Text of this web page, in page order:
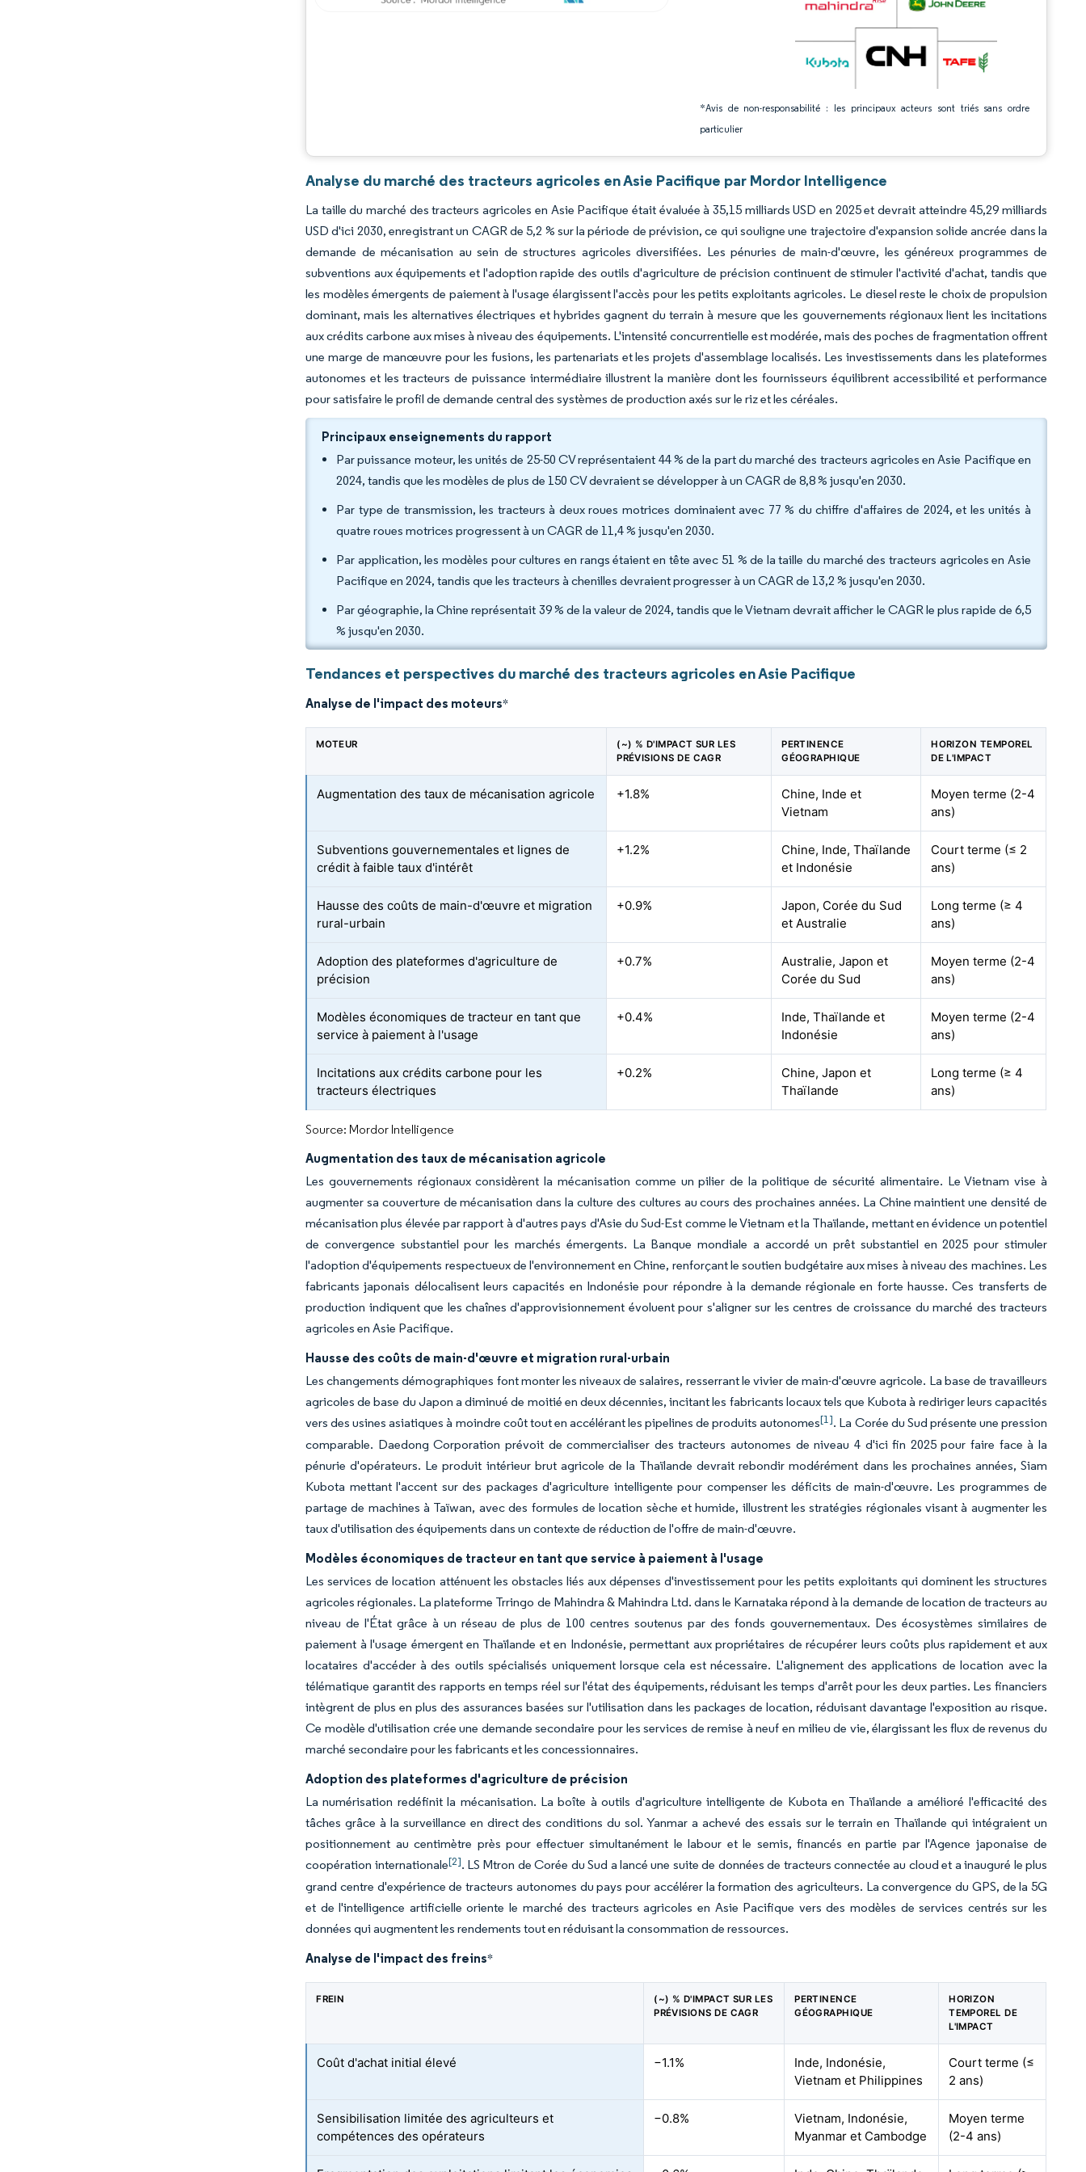
*Avis de non-responsabilité : les principaux acteurs sont triés sans ordre
particulier
Analyse du marché des tracteurs agricoles en Asie Pacifique par Mordor Intelligence
La taille du marché des tracteurs agricoles en Asie Pacifique était évaluée à 35,15 milliards USD en 2025 et devrait atteindre 45,29 milliards
USD d'ici 2030, enregistrant un CAGR de 5,2 % sur la période de prévision, ce qui souligne une trajectoire d'expansion solide ancrée dans la
demande de mécanisation au sein de structures agricoles diversifiées. Les pénuries de main-d'œuvre, les généreux programmes de
subventions aux équipements et l'adoption rapide des outils d'agriculture de précision continuent de stimuler l'activité d'achat, tandis que
les modèles émergents de paiement à l'usage élargissent l'accès pour les petits exploitants agricoles. Le diesel reste le choix de propulsion
dominant, mais les alternatives électriques et hybrides gagnent du terrain à mesure que les gouvernements régionaux lient les incitations
aux crédits carbone aux mises à niveau des équipements. L'intensité concurrentielle est modérée, mais des poches de fragmentation offrent
une marge de manœuvre pour les fusions, les partenariats et les projets d'assemblage localisés. Les investissements dans les plateformes
autonomes et les tracteurs de puissance intermédiaire illustrent la manière dont les fournisseurs équilibrent accessibilité et performance
pour satisfaire le profil de demande central des systèmes de production axés sur le riz et les céréales.
Principaux enseignements du rapport
Par puissance moteur, les unités de 25-50 CV représentaient 44 % de la part du marché des tracteurs agricoles en Asie Pacifique en
2024, tandis que les modèles de plus de 150 CV devraient se développer à un CAGR de 8,8 % jusqu'en 2030.
Par type de transmission, les tracteurs à deux roues motrices dominaient avec 77 % du chiffre d'affaires de 2024, et les unités à
quatre roues motrices progressent à un CAGR de 11,4 % jusqu'en 2030.
Par application, les modèles pour cultures en rangs étaient en tête avec 51 % de la taille du marché des tracteurs agricoles en Asie
Pacifique en 2024, tandis que les tracteurs à chenilles devraient progresser à un CAGR de 13,2 % jusqu'en 2030.
Par géographie, la Chine représentait 39 % de la valeur de 2024, tandis que le Vietnam devrait afficher le CAGR le plus rapide de 6,5
% jusqu'en 2030.
Tendances et perspectives du marché des tracteurs agricoles en Asie Pacifique
Analyse de l'impact des moteurs*
MOTEUR
(~) % D'IMPACT SUR LES
PRÉVISIONS DE CAGR
PERTINENCE
GÉOGRAPHIQUE
HORIZON TEMPOREL
DE L'IMPACT
Augmentation des taux de mécanisation agricole +1.8%
Chine, Inde et
Vietnam
Moyen terme (2-4
ans)
Subventions gouvernementales et lignes de
crédit à faible taux d'intérêt
+1.2%
Chine, Inde, Thaïlande
et Indonésie
Court terme (≤ 2
ans)
Hausse des coûts de main-d'œuvre et migration
rural-urbain
+0.9%
Japon, Corée du Sud
et Australie
Long terme (≥ 4
ans)
Adoption des plateformes d'agriculture de
précision
+0.7%
Australie, Japon et
Corée du Sud
Moyen terme (2-4
ans)
Modèles économiques de tracteur en tant que
service à paiement à l'usage
+0.4%
Inde, Thaïlande et
Indonésie
Moyen terme (2-4
ans)
Incitations aux crédits carbone pour les
tracteurs électriques
+0.2%
Chine, Japon et
Thaïlande
Long terme (≥ 4
ans)
Source: Mordor Intelligence
Augmentation des taux de mécanisation agricole
Les gouvernements régionaux considèrent la mécanisation comme un pilier de la politique de sécurité alimentaire. Le Vietnam vise à
augmenter sa couverture de mécanisation dans la culture des cultures au cours des prochaines années. La Chine maintient une densité de
mécanisation plus élevée par rapport à d'autres pays d'Asie du Sud-Est comme le Vietnam et la Thaïlande, mettant en évidence un potentiel
de convergence substantiel pour les marchés émergents. La Banque mondiale a accordé un prêt substantiel en 2025 pour stimuler
l'adoption d'équipements respectueux de l'environnement en Chine, renforçant le soutien budgétaire aux mises à niveau des machines. Les
fabricants japonais délocalisent leurs capacités en Indonésie pour répondre à la demande régionale en forte hausse. Ces transferts de
production indiquent que les chaînes d'approvisionnement évoluent pour s'aligner sur les centres de croissance du marché des tracteurs
agricoles en Asie Pacifique.
Hausse des coûts de main-d'œuvre et migration rural-urbain
Les changements démographiques font monter les niveaux de salaires, resserrant le vivier de main-d'œuvre agricole. La base de travailleurs
agricoles de base du Japon a diminué de moitié en deux décennies, incitant les fabricants locaux tels que Kubota à rediriger leurs capacités
vers des usines asiatiques à moindre coût tout en accélérant les pipelines de produits autonomes[1]. La Corée du Sud présente une pression
comparable. Daedong Corporation prévoit de commercialiser des tracteurs autonomes de niveau 4 d'ici fin 2025 pour faire face à la
pénurie d'opérateurs. Le produit intérieur brut agricole de la Thaïlande devrait rebondir modérément dans les prochaines années, Siam
Kubota mettant l'accent sur des packages d'agriculture intelligente pour compenser les déficits de main-d'œuvre. Les programmes de
partage de machines à Taïwan, avec des formules de location sèche et humide, illustrent les stratégies régionales visant à augmenter les
taux d'utilisation des équipements dans un contexte de réduction de l'offre de main-d'œuvre.
Modèles économiques de tracteur en tant que service à paiement à l'usage
Les services de location atténuent les obstacles liés aux dépenses d'investissement pour les petits exploitants qui dominent les structures
agricoles régionales. La plateforme Trringo de Mahindra & Mahindra Ltd. dans le Karnataka répond à la demande de location de tracteurs au
niveau de l'État grâce à un réseau de plus de 100 centres soutenus par des fonds gouvernementaux. Des écosystèmes similaires de
paiement à l'usage émergent en Thaïlande et en Indonésie, permettant aux propriétaires de récupérer leurs coûts plus rapidement et aux
locataires d'accéder à des outils spécialisés uniquement lorsque cela est nécessaire. L'alignement des applications de location avec la
télématique garantit des rapports en temps réel sur l'état des équipements, réduisant les temps d'arrêt pour les deux parties. Les financiers
intègrent de plus en plus des assurances basées sur l'utilisation dans les packages de location, réduisant davantage l'exposition au risque.
Ce modèle d'utilisation crée une demande secondaire pour les services de remise à neuf en milieu de vie, élargissant les flux de revenus du
marché secondaire pour les fabricants et les concessionnaires.
Adoption des plateformes d'agriculture de précision
La numérisation redéfinit la mécanisation. La boîte à outils d'agriculture intelligente de Kubota en Thaïlande a amélioré l'efficacité des
tâches grâce à la surveillance en direct des conditions du sol. Yanmar a achevé des essais sur le terrain en Thaïlande qui intégraient un
positionnement au centimètre près pour effectuer simultanément le labour et le semis, financés en partie par l'Agence japonaise de
coopération internationale[2]. LS Mtron de Corée du Sud a lancé une suite de données de tracteurs connectée au cloud et a inauguré le plus
grand centre d'expérience de tracteurs autonomes du pays pour accélérer la formation des agriculteurs. La convergence du GPS, de la 5G
et de l'intelligence artificielle oriente le marché des tracteurs agricoles en Asie Pacifique vers des modèles de services centrés sur les
données qui augmentent les rendements tout en réduisant la consommation de ressources.
Analyse de l'impact des freins*
FREIN
(~) % D'IMPACT SUR LES
PRÉVISIONS DE CAGR
PERTINENCE
GÉOGRAPHIQUE
HORIZON
TEMPOREL DE
L'IMPACT
Coût d'achat initial élevé −1.1%
Inde, Indonésie,
Vietnam et Philippines
Court terme (≤
2 ans)
Sensibilisation limitée des agriculteurs et
compétences des opérateurs
−0.8%
Vietnam, Indonésie,
Myanmar et Cambodge
Moyen terme
(2-4 ans)